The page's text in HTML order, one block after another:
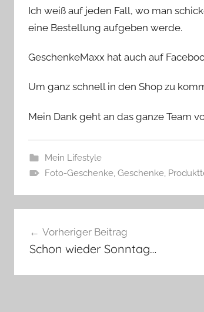
Ich weiß auf jeden Fall, wo man
eine Bestellung aufgeben werde.
GeschenkeMaxx hat auch auf
Um ganz schnell in den Shop zu
Mein Dank geht an das ganze Team
Mein Lifestyle
Foto-Geschenke, Geschenke,
Vorheriger Beitrag
Schon wieder Sonntag…